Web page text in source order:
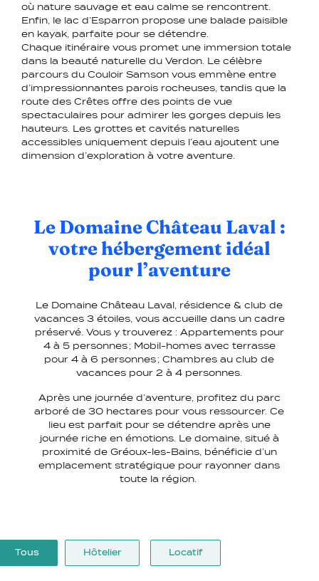
où nature sauvage et eau calme se rencontrent.
Enfin, le lac d’Esparron propose une balade paisible
en kayak, parfaite pour se détendre.
Chaque itinéraire vous promet une immersion totale
dans la beauté naturelle du Verdon. Le célèbre
parcours du Couloir Samson vous emmène entre
d’impressionnantes parois rocheuses, tandis que la
route des Crêtes offre des points de vue
spectaculaires pour admirer les gorges depuis les
hauteurs. Les grottes et cavités naturelles
accessibles uniquement depuis l’eau ajoutent une
dimension d’exploration à votre aventure.
Le Domaine Château Laval :
votre hébergement idéal
pour l’aventure
Le Domaine Château Laval, résidence & club de
vacances 3 étoiles, vous accueille dans un cadre
préservé. Vous y trouverez : Appartements pour
4 à 5 personnes ; Mobil-homes avec terrasse
pour 4 à 6 personnes ; Chambres au club de
vacances pour 2 à 4 personnes.
Après une journée d’aventure, profitez du parc
arboré de 30 hectares pour vous ressourcer. Ce
lieu est parfait pour se détendre après une
journée riche en émotions. Le domaine, situé à
proximité de Gréoux-les-Bains, bénéficie d’un
emplacement stratégique pour rayonner dans
toute la région.
Tous Hôtelier Locatif